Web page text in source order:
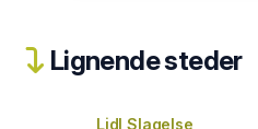
Lignende steder
Lidl Slagelse